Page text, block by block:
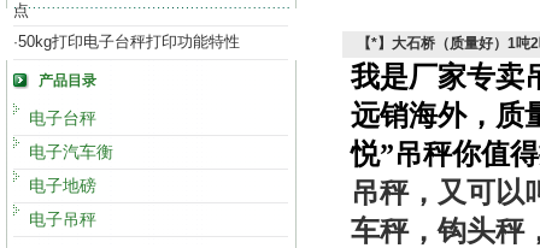
点
·50kg打印电子台秤打印功能特性
产品目录
电子台秤
电子汽车衡
电子地磅
电子吊秤
【*】大石桥（质量好）1
我是厂家专卖
远销海外，质
悦”吊秤你值
吊秤，又可以
车秤，钩头秤